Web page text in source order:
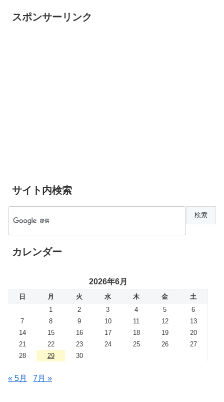
スポンサーリンク
サイト内検索
カレンダー
2026年6月
日 月 火 水 木 金
土
1
2 3 4 5
6
7
8 9 10 11 12
13
14
15 16 17 18 19
20
21
22 23 24 25 26
27
28
29 30
« 5月 7月 »